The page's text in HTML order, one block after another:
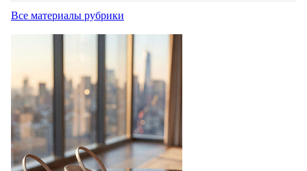
Все материалы рубрики